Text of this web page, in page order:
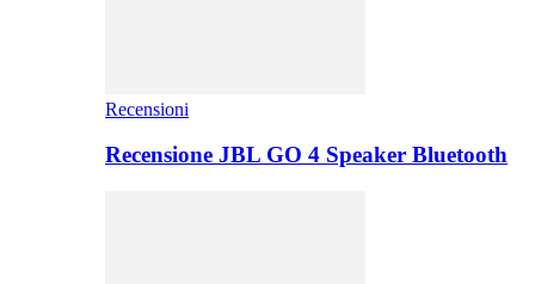
Recensioni
Recensione JBL GO 4 Speaker Bluetooth